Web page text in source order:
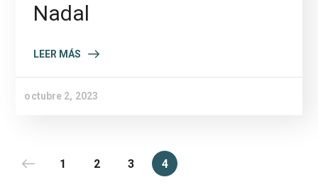
Nadal
LEER MÁS
octubre 2, 2023
1 2 3 4